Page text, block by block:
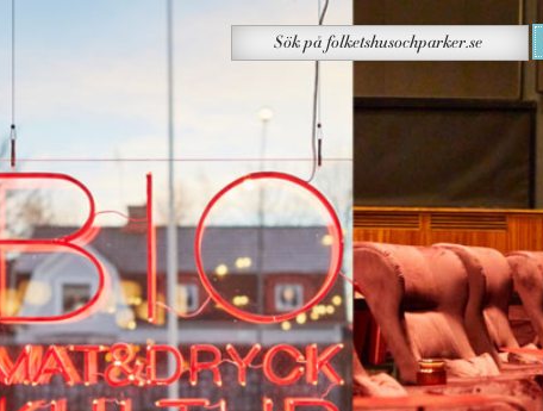
på
folketshusochparker.se
Sök